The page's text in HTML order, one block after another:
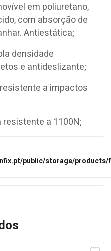
em poliuretano,
com absorção de
Antiestática;
densidade
e antideslizante;
resistente a impactos
resistente a 1100N;
public/storage/products/